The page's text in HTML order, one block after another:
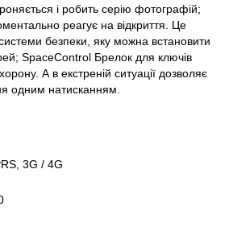
і робить серію фотографій;
реагує на відкриття. Це
безпеки, яку можна встановити
SpaceControl Брелок для ключів
А в екстреній ситуації дозволяє
одним натисканням.
3G / 4G